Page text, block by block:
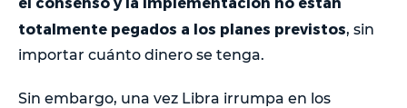
totalmente pegados a los planes previstos, sin
importar cuánto dinero se tenga.
Sin embargo, una vez Libra irrumpa en los